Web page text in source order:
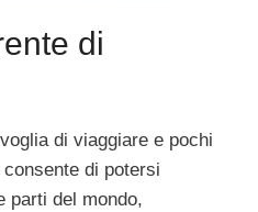
di
di viaggiare e pochi
di potersi
parti del mondo,